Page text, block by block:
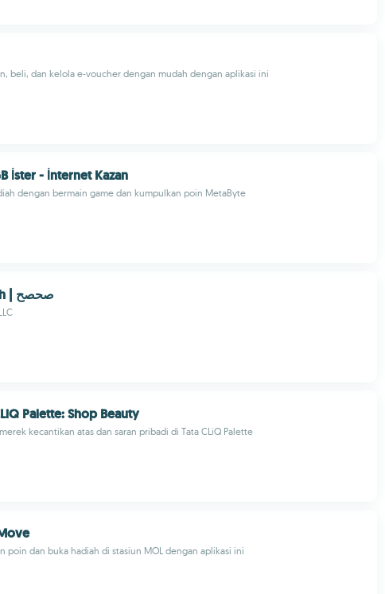
beli, dan kelola e-voucher dengan mudah dengan aplikasi ini
İster - İnternet Kazan
dengan bermain game dan kumpulkan poin MetaByte
Sahseh | صحصح
Palette: Shop Beauty
kecantikan atas dan saran pribadi di Tata CLiQ Palette
poin dan buka hadiah di stasiun MOL dengan aplikasi ini